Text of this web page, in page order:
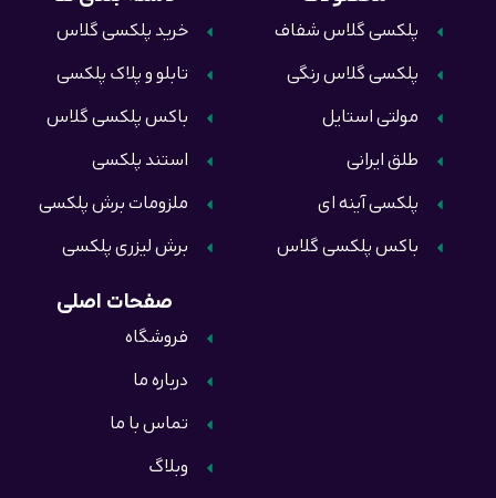
خرید پلکسی گلاس
تابلو و پلاک پلکسی
باکس پلکسی گلاس
استند پلکسی
ملزومات برش پلکسی
برش لیزری پلکسی
پلکسی گلاس شفاف
پلکسی گلاس رنگی
مولتی استایل
طلق ایرانی
پلکسی آینه ای
باکس پلکسی گلاس
صفحات اصلی
فروشگاه
درباره ما
تماس با ما
وبلاگ